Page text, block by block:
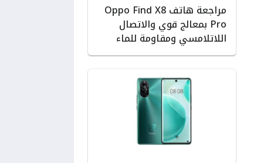
مراجعة هاتف Oppo Find X8
Pro بمعالج قوي والاتصال
اللاتلامسي ومقاومة للماء